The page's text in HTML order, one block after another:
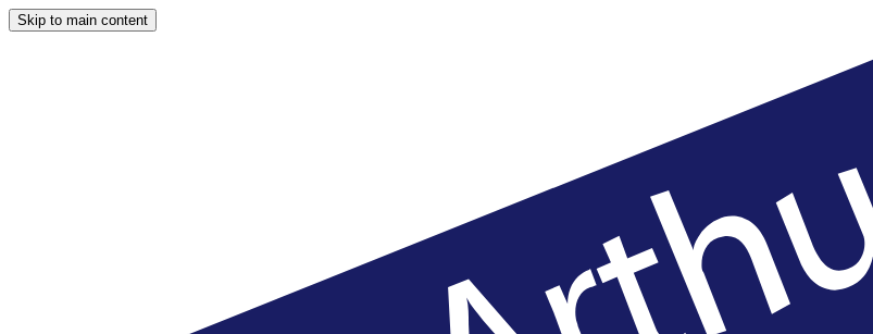
Skip to main content